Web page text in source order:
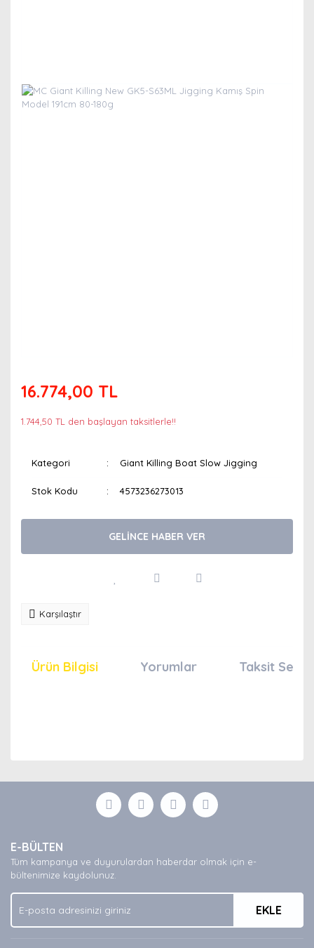
16.774,00 TL
1.744,50 TL den başlayan taksitlerle!!
Kategori Giant Killing Boat Slow Jigging
Stok Kodu 4573236273013
GELİNCE HABER VER
Karşılaştır
Ürün Bilgisi Yorumlar Taksit
Yorum Yaz
formunu kullanarak tarafımıza iletebilirsiniz.
Görüş ve önerileriniz için teşekkür ederiz.
Ürün açıklamasında eksik bilgiler bulunuyor.
Ürün bilgilerinde hatalar bulunuyor.
Ürün fiyatı diğer sitelerden daha pahalı.
Bu ürüne benzer farklı alternatifler olmalı.
E-BÜLTEN
Tüm kampanya ve duyurulardan haberdar olmak için e-
bültenimize kaydolunuz.
EKLE